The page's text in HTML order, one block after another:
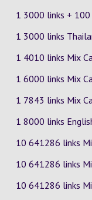
1 3000 links + 100
1 3000 links
1 4010 links Mix
1 6000 links Mix
1 7843 links Mix
1 8000 links
10 641286 links
10 641286 links
10 641286 links